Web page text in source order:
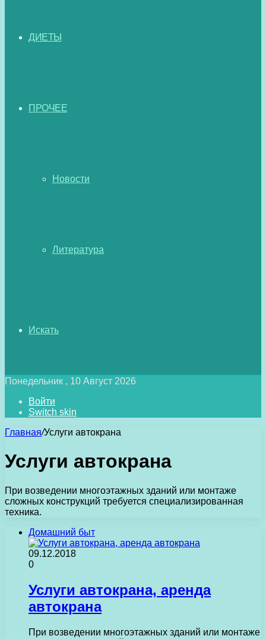
ДИЕТЫ
ПРОЧЕЕ
Новости
Литература
Искать
Понедельник , 10 Август 2026
Войти
Switch skin
Главная/Услуги автокрана
Услуги автокрана
При возведении многоэтажных зданий или монтаже
сложных конструкций требуется специализированная
техника.
Домашний быт
09.12.2018
0
Услуги автокрана, аренда
автокрана
При возведении многоэтажных зданий или монтаже